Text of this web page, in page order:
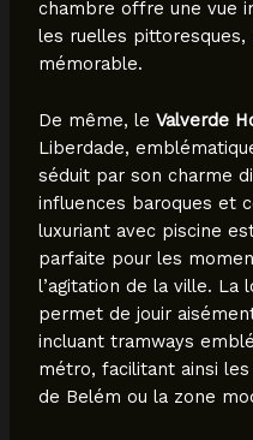
chambre offre une vue
les ruelles pittoresques,
mémorable.
De même, le Valverde
Liberdade,
séduit par son charme
influences baroques et
luxuriant avec piscine
parfaite pour les
l’agitation de la ville. La
permet de jouir
incluant tramways
métro, facilitant ainsi
de Belém ou la zone